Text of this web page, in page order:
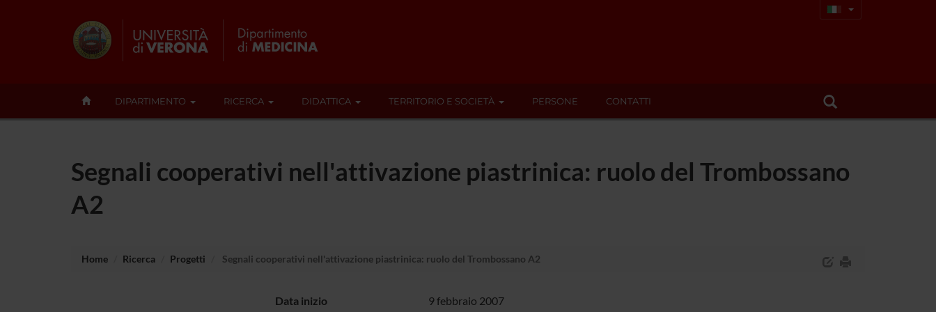
DIPARTIMENTO RICERCA DIDATTICA TERRITORIO E SOCIETÀ PERSONE CONTATTI
Segnali cooperativi nell'attivazione piastrinica: ruolo del Trombossano
A2
Home Ricerca Progetti Segnali cooperativi nell'attivazione piastrinica: ruolo del Trombossano A2
Data inizio
9 febbraio 2007